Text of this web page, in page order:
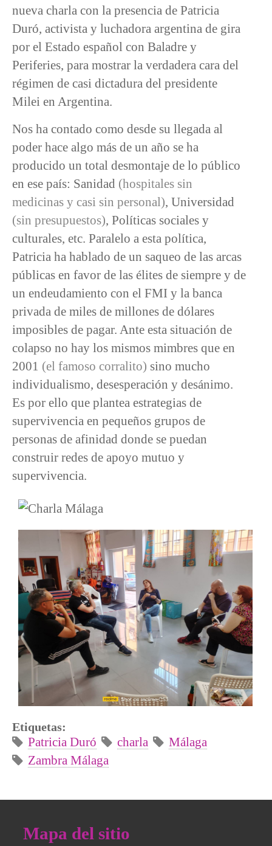
nueva charla con la presencia de Patricia
Duró, activista y luchadora argentina de gira
por el Estado español con Baladre y
Periferies, para mostrar la verdadera cara del
régimen de casi dictadura del presidente
Milei en Argentina.
Nos ha contado como desde su llegada al
poder hace algo más de un año se ha
producido un total desmontaje de lo público
en ese país: Sanidad (hospitales sin
medicinas y casi sin personal), Universidad
(sin presupuestos), Políticas sociales y
culturales, etc. Paralelo a esta política,
Patricia ha hablado de un saqueo de las arcas
públicas en favor de las élites de siempre y de
un endeudamiento con el FMI y la banca
privada de miles de millones de dólares
imposibles de pagar. Ante esta situación de
colapso no hay los mismos mimbres que en
2001 (el famoso corralito) sino mucho
individualismo, desesperación y desánimo.
Es por ello que plantea estrategias de
supervivencia en pequeños grupos de
personas de afinidad donde se puedan
construir redes de apoyo mutuo y
supervivencia.
Etiquetas:
Patricia Duró charla
Málaga
Zambra Málaga
Mapa del sitio